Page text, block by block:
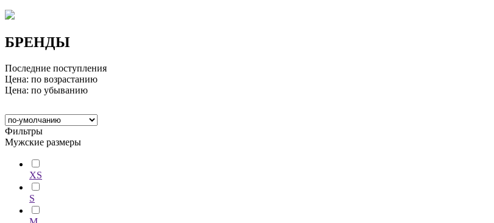
БРЕНДЫ
Последние поступления
Цена: по возрастанию
Цена: по убыванию
Фильтры
Мужские размеры
XS
S